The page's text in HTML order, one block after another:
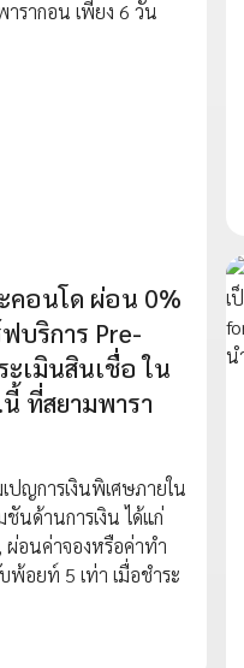
คอนโด ผ่อน 0%
บริการ Pre-
เมินสินเชื่อ ใน
ที่สยามพารา
ปญการเงินพิเศษภายใน
ชันด้านการเงิน ได้แก่
ผ่อนค่าจองหรือค่าทำ
อยท์ 5 เท่า เมื่อชำระ